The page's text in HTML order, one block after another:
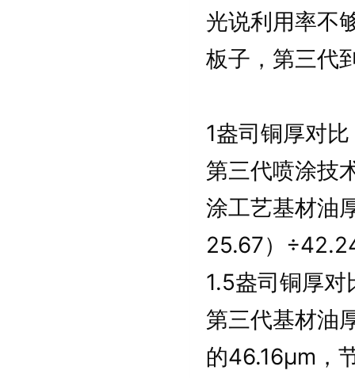
光说利用率不
板子，第三代
1盎司铜厚对比
第三代喷涂技
涂工艺基材油
25.67）
1.5盎司铜厚对
第三代基材油
的46.16μm，